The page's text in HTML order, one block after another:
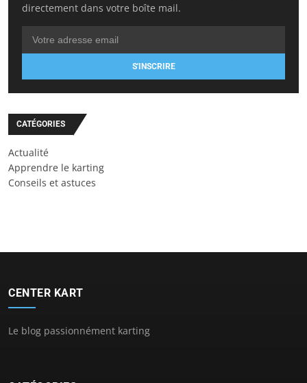
directement dans votre boîte mail.
S'INSCRIRE
CATÉGORIES
Actualité
Apprendre le karting
Conseils et astuces
CENTER KART
Le blog passionnément karting